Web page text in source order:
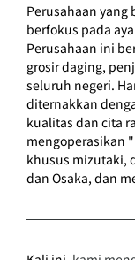
Perusahaan
berfokus pada
Perusahaan ini
grosir daging,
seluruh negeri.
diternakkan
kualitas dan cita
mengoperasikan
khusus mizutaki,
dan Osaka, dan